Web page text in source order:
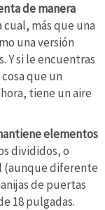
de manera
cual, más que una
una versión
Y si le encuentras
que un
tiene un aire
elementos
divididos, o
(aunque diferente
de puertas
18 pulgadas.